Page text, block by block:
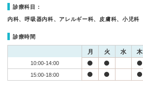
診療科目：
内科、呼吸器内科、アレルギー科、皮膚科、小児科
診療時間
月 火 水 木
10:00-14:00
15:00-18:00